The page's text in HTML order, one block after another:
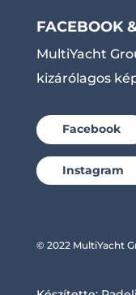
FACEBOOK
MultiYacht
kizárólagos
Facebook
Instagram
© 2022 MultiYacht